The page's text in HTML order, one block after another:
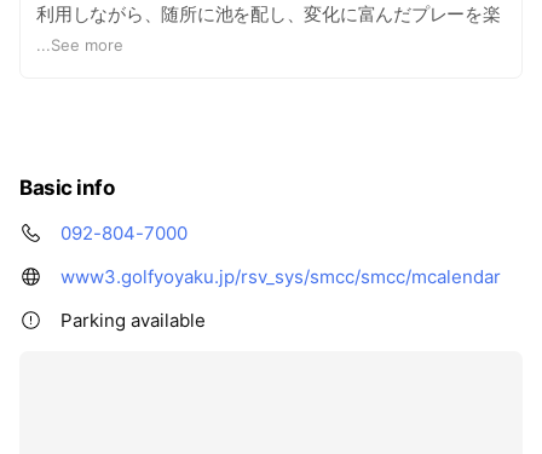
利用しながら、随所に池を配し、変化に富んだプレーを楽
しめるコースレイアウトがなされます。OUTコースは、池
番ロングホールはクラブハウスに向かっての豪快な打ち下
ろしが楽しめるホールとして人気を博しています。 また、
グリーンはベント２グリーン（ショートは１グリーン）に
キ、山法師等々、四季を通じて花が咲き誇り、誇れるゴル
ファーの皆様の目を楽しませています。 今ではキャディ一
人一人にセブン百花木を持たせ、コースに咲く花がわかり
...See more
Basic info
092-804-7000
www3.golfyoyaku.jp/rsv_sys/smcc/smcc/mcalendar
Parking available